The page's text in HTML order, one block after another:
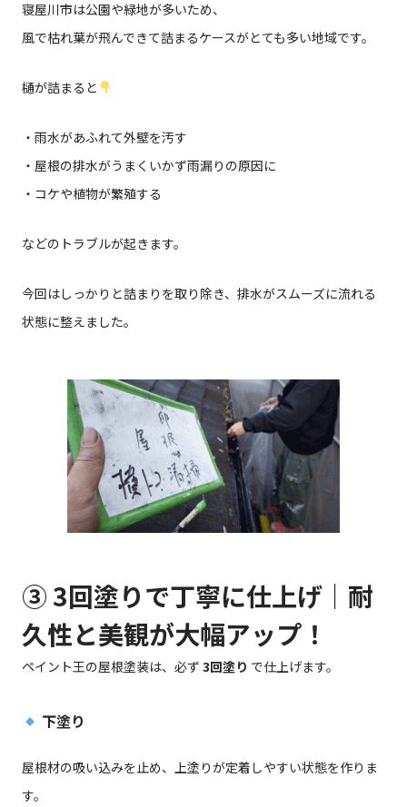
寝屋川市は公園や緑地が多いため、
風で枯れ葉が飛んできて詰まるケースがとても多い地域です。
樋が詰まると
・雨水があふれて外壁を汚す
・屋根の排水がうまくいかず雨漏りの原因に
・コケや植物が繁殖する
などのトラブルが起きます。
今回はしっかりと詰まりを取り除き、排水がスムーズに流れる
状態に整えました。
③ 3回塗りで丁寧に仕上げ｜耐
久性と美観が大幅アップ！
ペイント王の屋根塗装は、必ず 3回塗り で仕上げます。
下塗り
屋根材の吸い込みを止め、上塗りが定着しやすい状態を作りま
す。